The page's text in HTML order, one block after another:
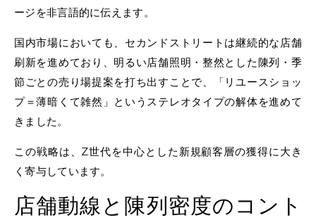
ージを非言語的に伝えます。
国内市場においても、セカンドストリートは継続的な店舗
刷新を進めており、明るい店舗照明・整然とした陳列・季
節ごとの売り場提案を打ち出すことで、「リユースショッ
プ＝薄暗くて雑然」というステレオタイプの解体を進めて
きました。
この戦略は、Z世代を中心とした新規顧客層の獲得に大き
く寄与しています。
店舗動線と陳列密度のコント